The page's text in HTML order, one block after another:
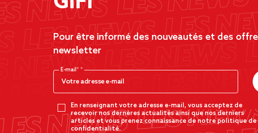
Pour être informé des nouveautés et des
newsletter
E-mail*
En renseignant votre adresse e-mail, vous acceptez de
recevoir nos dernères actualités ainsi que nos derniers
articles et vous prenez connaissance de notre politique de
confidentialité.